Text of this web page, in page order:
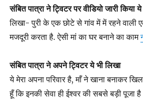
संबित पात्रा ने ट्विटर पर वीडियो जारी किया
लिखा- पुरी के एक छोटे से गांव में में रहने वाली
मजदूरी करता है. ऐसी मां का घर बनाने का काम
संबित पात्रा ने अपने ट्विटर ये भी लिखा
ये मेरा अपना परिवार है, माँ ने खाना बनाकर
हूँ कि इनकी सेवा ही ईश्वर की सबसे बड़ी पूजा